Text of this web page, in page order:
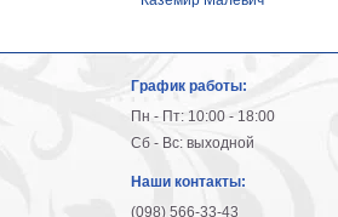
График работы:
Пн - Пт: 10:00 - 18:00
Сб - Вс: выходной
Наши контакты:
(098) 566-33-43